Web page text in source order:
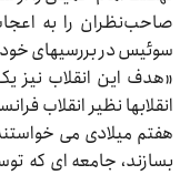
صاحب‌نظران را به
سوئیس در بررسیهای خود
«هدف این انقلاب نیز
انقلابها نظیر انقلاب
هفتم میلادی می‌‌‌
بسازند، جامعه‌‌‌ ای که